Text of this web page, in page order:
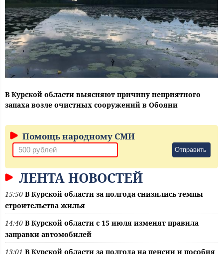
В Курской области выясняют причину неприятного
запаха возле очистных сооружений в Обояни
Помощь народному СМИ
Отправить
ЛЕНТА НОВОСТЕЙ
15:50 В Курской области за полгода снизились темпы
строительства жилья
14:40 В Курской области с 15 июля изменят правила
заправки автомобилей
13:01 В Курской области за полгода на пенсии и пособия